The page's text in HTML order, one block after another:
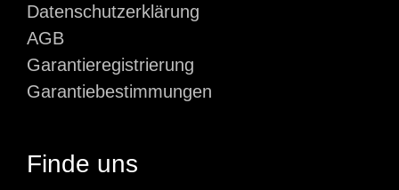
Datenschutzerklärung
AGB
Garantieregistrierung
Garantiebestimmungen
Finde uns